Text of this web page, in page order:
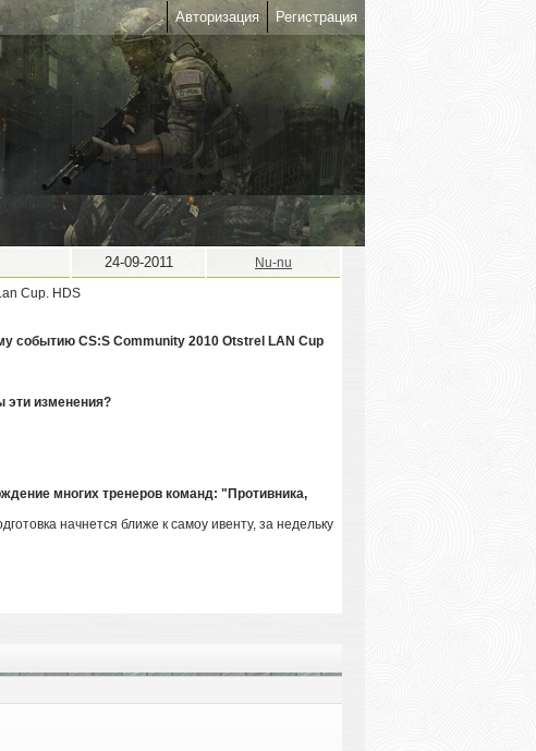
Авторизация Регистрация
24-09-2011 Nu-nu
событию CS:S Community 2010 Otstrel LAN Cup
эти изменения?
многих тренеров команд: "Противника,
начнется ближе к самоу ивенту, за недельку